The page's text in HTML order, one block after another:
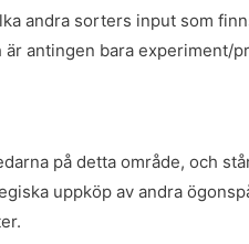
andra sorters input som
är antingen bara
på detta område, och
uppköp av andra